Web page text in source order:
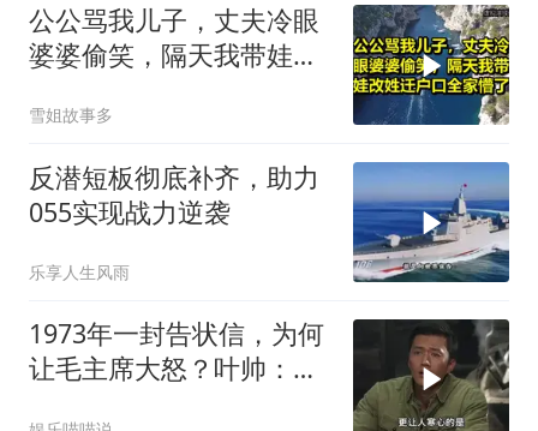
公公骂我儿子，丈夫冷眼
婆婆偷笑，隔天我带娃改
雪姐故事多
反潜短板彻底补齐，助力
055实现战力逆袭
乐享人生风雨
1973年一封告状信，为何
让毛主席大怒？叶帅：杀